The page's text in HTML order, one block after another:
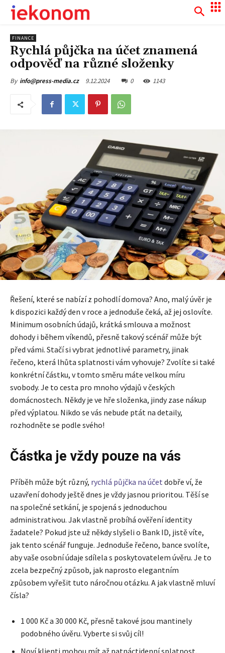
FINANCE
Rychlá půjčka na účet znamená
odpověď na různé složenky
By info@press-media.cz 9.12.2024 0 1143
Řešení, které se nabízí z pohodlí domova? Ano, malý úvěr je
k dispozici každý den v roce a jednoduše čeká, až jej oslovíte.
Minimum osobních údajů, krátká smlouva a možnost
dohody i během víkendů, přesně takový scénář může být
před vámi. Stačí si vybrat jednotlivé parametry, jinak
řečeno, která lhůta splatnosti vám vyhovuje? Zvolíte si také
konkrétní částku, v tomto směru máte velkou míru
svobody. Je to cesta pro mnoho výdajů v českých
domácnostech. Někdy je ve hře složenka, jindy zase nákup
před výplatou. Nikdo se vás nebude ptát na detaily,
rozhodněte se podle svého!
Částka je vždy pouze na vás
Příběh může být různý, rychlá půjčka na účet dobře ví, že
uzavření dohody ještě dnes je vždy jasnou prioritou. Těší se
na společné setkání, je spojená s jednoduchou
administrativou. Jak vlastně probíhá ověření identity
žadatele? Pokud jste už někdy slyšeli o Bank ID, jistě víte,
jak tento scénář funguje. Jednoduše řečeno, bance svolíte,
aby vaše osobní údaje sdílela s poskytovatelem úvěru. Je to
zcela bezpečný způsob, jak naprosto elegantním
způsobem vyřešit tuto náročnou otázku. A jak vlastně mluví
čísla?
1 000 Kč a 30 000 Kč, přesně takové jsou mantinely
podobného úvěru. Vyberte si svůj cíl!